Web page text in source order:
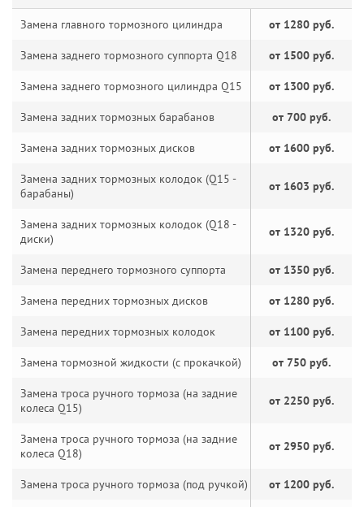
Замена главного тормозного цилиндра от 1280 руб.
Замена заднего тормозного суппорта Q18 от 1500 руб.
Замена заднего тормозного цилиндра Q15 от 1300 руб.
Замена задних тормозных барабанов от 700 руб.
Замена задних тормозных дисков от 1600 руб.
Замена задних тормозных колодок (Q15 -
барабаны)
от 1603 руб.
Замена задних тормозных колодок (Q18 -
диски)
от 1320 руб.
Замена переднего тормозного суппорта от 1350 руб.
Замена передних тормозных дисков от 1280 руб.
Замена передних тормозных колодок от 1100 руб.
Замена тормозной жидкости (с прокачкой) от 750 руб.
Замена троса ручного тормоза (на задние
колеса Q15)
от 2250 руб.
Замена троса ручного тормоза (на задние
колеса Q18)
от 2950 руб.
Замена троса ручного тормоза (под ручкой) от 1200 руб.